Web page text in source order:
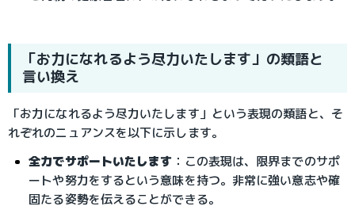
「お力になれるよう尽力いたします」の類語と
言い換え
「お力になれるよう尽力いたします」という表現の類語と、そ
れぞれのニュアンスを以下に示します。
全力でサポートいたします ：この表現は、限界までのサポ
ートや努力をするという意味を持つ。非常に強い意志や確
固たる姿勢を伝えることができる。